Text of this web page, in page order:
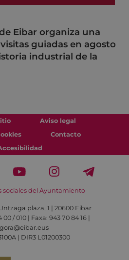
Eibar organiza una
guiadas en agosto
industrial de la
Aviso legal
Contacto
sociales del Ayuntamiento
plaza, 1 | 20600 Eibar
/ 010 | Faxa: 943 70 84 16 |
| DIR3 L01200300